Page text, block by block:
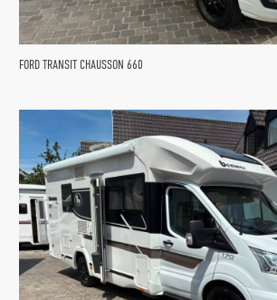
FORD TRANSIT CHAUSSON 660